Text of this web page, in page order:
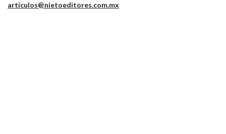
articulos@nietoeditores.com.mx